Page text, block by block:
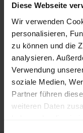
Diese Webseite
Wir verwenden
personalisieren,
zu können und die
analysieren.
Verwendung
soziale Medien,
Partner führen
weiteren Daten
September
2025
250 €
300 €
Die aktuelle
können Sie